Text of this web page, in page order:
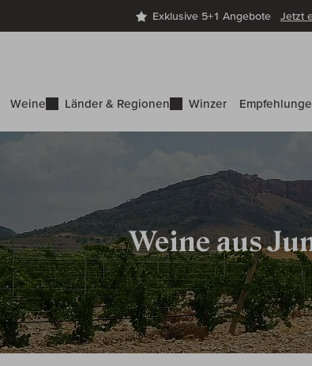
Exklusive 5+1 Angebote Jetzt
Weine Länder & Regionen Winzer
Weine aus